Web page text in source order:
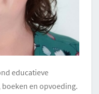
educatieve
en opvoeding.